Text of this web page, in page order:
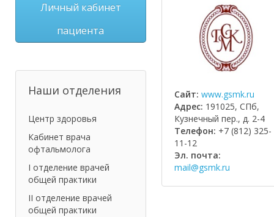
Сайт: www.gsmk.ru
Адрес: 191025, СПб,
Кузнечный пер., д. 2-4
Телефон: +7 (812) 325-
11-12
Эл. почта:
mail@gsmk.ru
Личный кабинет
пациента
Наши отделения
Центр здоровья
Кабинет врача
офтальмолога
I отделение врачей
общей практики
II отделение врачей
общей практики